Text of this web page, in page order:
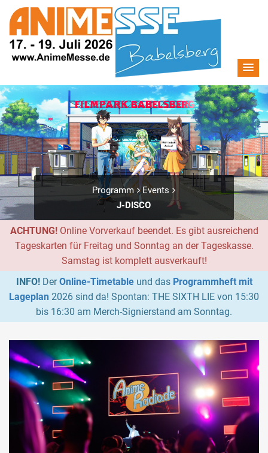
Programm
Events
J-DISCO
ACHTUNG!Online Vorverkauf beendet. Es gibt ausreichend
Tageskarten für Freitag und Sonntag an der Tageskasse.
Samstag ist komplett ausverkauft!
INFO!DerOnline-Timetableund das Programmheft mit
Lageplan 2026 sind da! Spontan: THE SIXTH LIE von 15:30
bis 16:30 am Merch-Signierstand am Sonntag.